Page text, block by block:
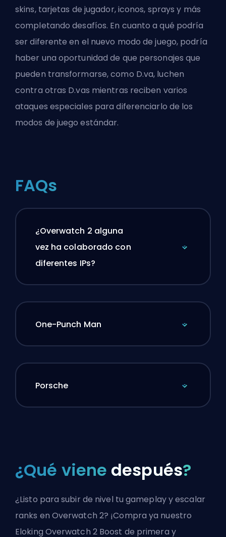
skins, tarjetas de jugador, iconos, sprays y más
completando desafíos. En cuanto a qué podría
ser diferente en el nuevo modo de juego, podría
haber una oportunidad de que personajes que
pueden transformarse, como D.va, luchen
contra otras D.vas mientras reciben varios
ataques especiales para diferenciarlo de los
modos de juego estándar.
FAQs
¿Overwatch 2 alguna
vez ha colaborado con
diferentes IPs?
One-Punch Man
Porsche
¿Qué viene después?
¿Listo para subir de nivel tu gameplay y escalar
ranks en Overwatch 2? ¡Compra ya nuestro
Eloking Overwatch 2 Boost de primera y